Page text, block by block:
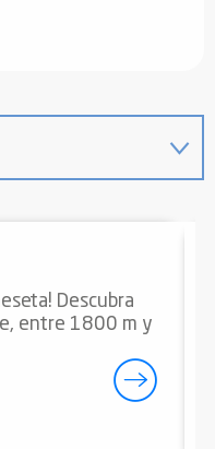
Descubra
entre 1800 m y